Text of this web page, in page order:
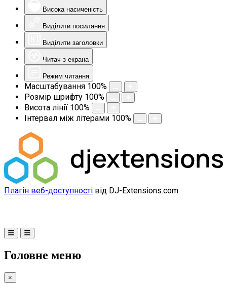
Висока насиченість
Виділити посилання
Виділити заголовки
Читач з екрана
Режим читання
Масштабування 100%
Розмір шрифту 100%
Висота лінії 100%
Інтервал між літерами 100%
Плагін веб-доступності від DJ-Extensions.com
Головне меню
×